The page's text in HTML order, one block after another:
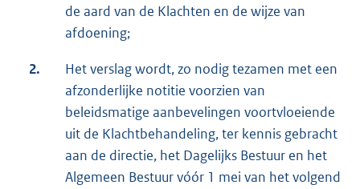
de aard van de Klachten en de wijze van
afdoening;
2.
Het verslag wordt, zo nodig tezamen met een
afzonderlijke notitie voorzien van
beleidsmatige aanbevelingen voortvloeiende
uit de Klachtbehandeling, ter kennis gebracht
aan de directie, het Dagelijks Bestuur en het
Algemeen Bestuur vóór 1 mei van het volgend